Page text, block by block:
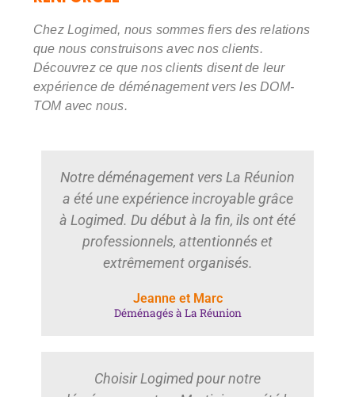
Chez Logimed, nous sommes fiers des relations
que nous construisons avec nos clients.
Découvrez ce que nos clients disent de leur
expérience de déménagement vers les DOM-
TOM avec nous.
Notre déménagement vers La Réunion
a été une expérience incroyable grâce
à Logimed. Du début à la fin, ils ont été
professionnels, attentionnés et
extrêmement organisés.
Jeanne et Marc
Déménagés à La Réunion
Choisir Logimed pour notre